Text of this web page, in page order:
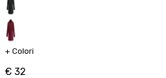
+ Colori
€ 32